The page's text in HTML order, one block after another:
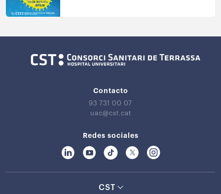
Contacto
93 731 00 07
uac@cst.cat
Redes sociales
CST